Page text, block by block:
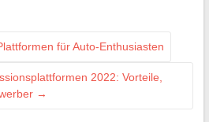
für Auto-Enthusiasten
2022: Vorteile,
→